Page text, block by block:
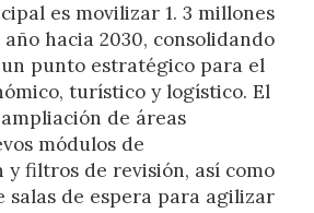
es movilizar 1. 3 millones
hacia 2030, consolidando
un punto estratégico para el
turístico y logístico. El
de áreas
módulos de
y filtros de revisión, así como
salas de espera para agilizar